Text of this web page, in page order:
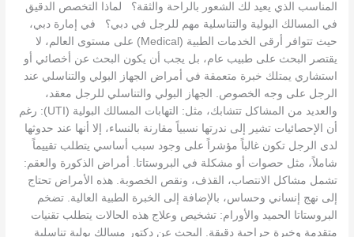
المناسب الذي يعيد لك الشعور بالراحة والثقة؟ لماذا التخصص الدقيق
في المسالك البولية والتناسلية مهم للرجل في دبي؟ في إمارة دبي،
حيث تتوافر أرقى الخدمات الطبية (Medical) على مستوى العالم، لا
يقتصر البحث على طبيب عام، بل يجب أن يكون البحث عن أخصائي أو
استشاري يمتلك خبرة متعمقة في أمراض الجهاز البولي والتناسلي عند
الرجل على وجه الخصوص. الجهاز البولي والتناسلي للرجل معقد،
والعديد من المشاكل تتشابك، مثل: التهابات المسالك البولية (UTI): رغم
أن الإحصائيات تشير إلى ندرتها نسبياً مقارنة بالنساء، إلا أنها عند حدوثها
لدى الرجل تكون غالباً مؤشراً على وجود سبب أساسي يتطلب تقييماً
شاملاً، مثل حصوات أو مشكلة في البروستاتا. أمراض الذكورة والعقم:
تشمل مشاكل الانتصاب، القذف، ونقص الخصوبة. هذه الأمراض تحتاج
إلى نهج إنساني وحساس، بالإضافة إلى الخبرة الطبية العالية. تضخم
البروستاتا الحميد والأورام: تشخيص وعلاج هذه الحالات يتطلب تقنيات
متقدمة وخبرة جراحية دقيقة. البحث عن دكتور مسالك بولية تناسلية